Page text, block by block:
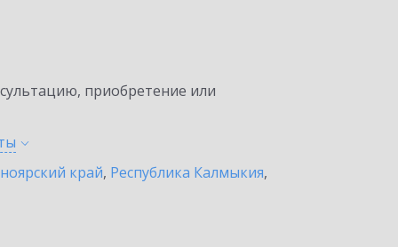
приобретение или
край, Республика Калмыкия,